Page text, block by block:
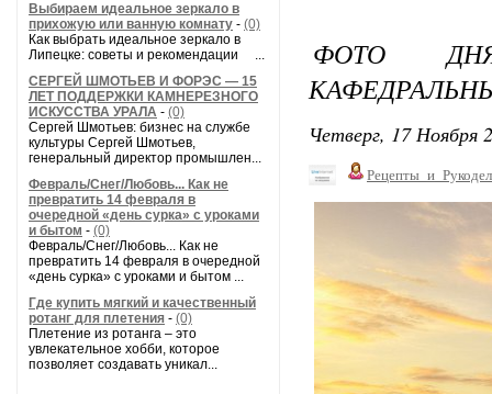
Выбираем идеальное зеркало в
прихожую или ванную комнату - (0)
Как выбрать идеальное зеркало в
Липецке: советы и рекомендации ...
СЕРГЕЙ ШМОТЬЕВ И ФОРЭС — 15
ЛЕТ ПОДДЕРЖКИ КАМНЕРЕЗНОГО
ИСКУССТВА УРАЛА - (0)
Сергей Шмотьев: бизнес на службе
культуры Сергей Шмотьев,
генеральный директор промышлен...
Февраль/Снег/Любовь... Как не
превратить 14 февраля в
очередной «день сурка» с уроками
и бытом - (0)
Февраль/Снег/Любовь... Как не
превратить 14 февраля в очередной
«день сурка» с уроками и бытом ...
Где купить мягкий и качественный
ротанг для плетения - (0)
Плетение из ротанга – это
увлекательное хобби, которое
позволяет создавать уникал...
ФОТО
Четверг, 17 Ноября